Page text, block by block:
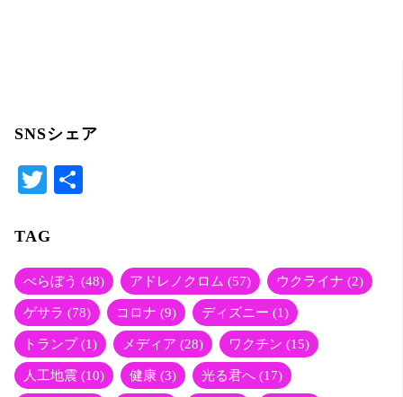
SNSシェア
T
tte
r
TAG
べらぼう (48) アドレノクロム (57) ウクライナ (2)
ゲサラ (78) コロナ (9) ディズニー (1)
トランプ(1) メディア (28) ワクチン (15)
人工地震 (10) 健康 (3) 光る君へ (17)